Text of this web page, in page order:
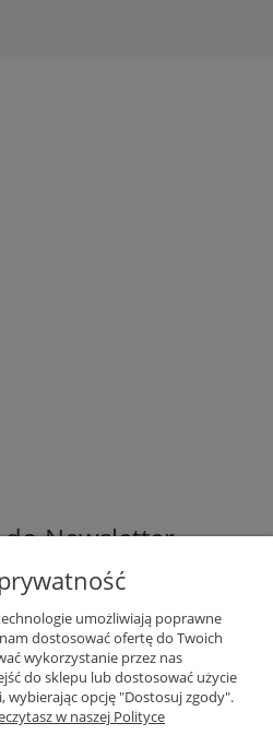
do Newsletter
SIĘ
umożliwiają poprawne
dostosować ofertę do Twoich
wykorzystanie przez nas
do sklepu lub dostosować użycie
wybierając opcję "Dostosuj zgody".
w naszej Polityce